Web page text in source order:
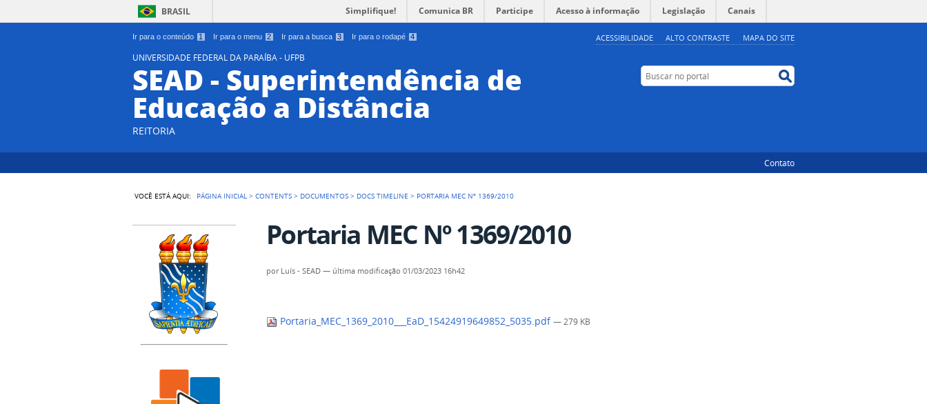
Ir para o conteúdo 1 Ir para o menu 2 Ir para a busca 3 Ir para o rodapé 4 ACESSIBILIDADE ALTO CONTRASTE MAPA DO SITE
BRASIL Simplifique! Comunica BR Participe Acesso à informação Legislação Canais
UNIVERSIDADE FEDERAL DA PARAÍBA - UFPB
SEAD - Superintendência de
Educação a Distância
REITORIA
Buscar no portal
Contato
VOCÊ ESTÁ AQUI: PÁGINA INICIAL >CONTENTS > DOCUMENTOS > DOCS TIMELINE > PORTARIA MEC Nº 1369/2010
Portaria MEC Nº 1369/2010
por Luís - SEAD — última modificação 01/03/2023 16h42
Portaria_MEC_1369_2010___EaD_15424919649852_5035.pdf— 279 KB